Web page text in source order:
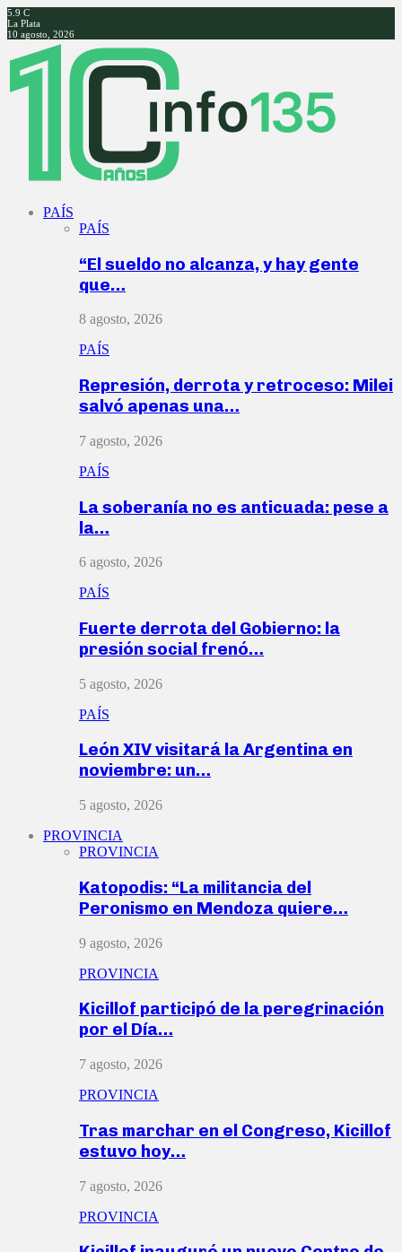
5.9 C
La Plata
10 agosto, 2026
Facebook
Twitter
Instagram
Youtube
PAÍS
PAÍS
“El sueldo no alcanza, y hay gente
que…
8 agosto, 2026
PAÍS
Represión, derrota y retroceso: Milei
salvó apenas una…
7 agosto, 2026
PAÍS
La soberanía no es anticuada: pese a
la…
6 agosto, 2026
PAÍS
Fuerte derrota del Gobierno: la
presión social frenó…
5 agosto, 2026
PAÍS
León XIV visitará la Argentina en
noviembre: un…
5 agosto, 2026
PROVINCIA
PROVINCIA
Katopodis: “La militancia del
Peronismo en Mendoza quiere…
9 agosto, 2026
PROVINCIA
Kicillof participó de la peregrinación
por el Día…
7 agosto, 2026
PROVINCIA
Tras marchar en el Congreso, Kicillof
estuvo hoy…
7 agosto, 2026
PROVINCIA